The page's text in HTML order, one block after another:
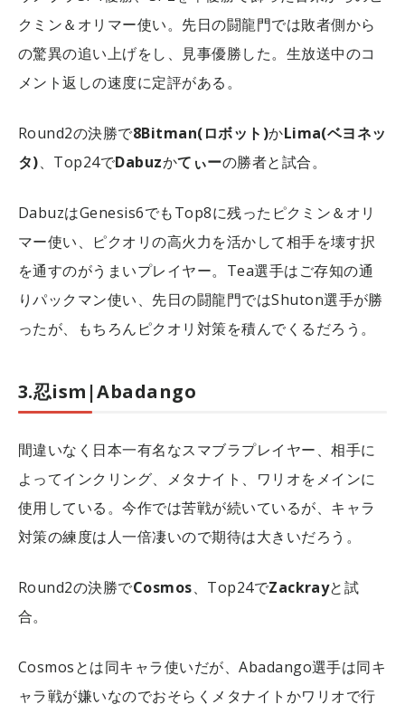
クミン＆オリマー使い。先日の闘龍門では敗者側から
の驚異の追い上げをし、見事優勝した。生放送中のコ
メント返しの速度に定評がある。
Round2の決勝で8Bitman(ロボット)かLima(ベヨネッ
タ)、Top24でDabuzかてぃーの勝者と試合。
DabuzはGenesis6でもTop8に残ったピクミン＆オリ
マー使い、ピクオリの高火力を活かして相手を壊す択
を通すのがうまいプレイヤー。Tea選手はご存知の通
りパックマン使い、先日の闘龍門ではShuton選手が勝
ったが、もちろんピクオリ対策を積んでくるだろう。
3.忍ism|Abadango
間違いなく日本一有名なスマブラプレイヤー、相手に
よってインクリング、メタナイト、ワリオをメインに
使用している。今作では苦戦が続いているが、キャラ
対策の練度は人一倍凄いので期待は大きいだろう。
Round2の決勝でCosmos、Top24でZackrayと試
合。
Cosmosとは同キャラ使いだが、Abadango選手は同キ
ャラ戦が嫌いなのでおそらくメタナイトかワリオで行